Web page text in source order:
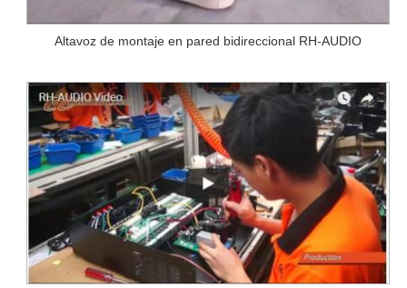
Altavoz de montaje en pared bidireccional RH-AUDIO